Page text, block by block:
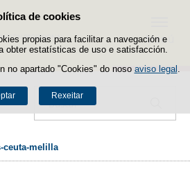
de cookies
propias para facilitar a navegación e
obter estatísticas de uso e satisfacción.
no apartado "Cookies" do noso aviso legal
Rexeitar
Saltar ao contido
Buscador
Menú
ceuta-melilla